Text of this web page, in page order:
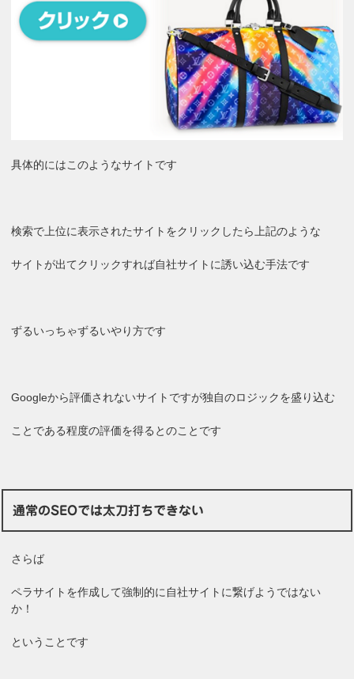
具体的にはこのようなサイトです
検索で上位に表示されたサイトをクリックしたら上記のような
サイトが出てクリックすれば自社サイトに誘い込む手法です
ずるいっちゃずるいやり方です
Googleから評価されないサイトですが独自のロジックを盛り込む
ことである程度の評価を得るとのことです
通常のSEOでは太刀打ちできない
さらば
ペラサイトを作成して強制的に自社サイトに繋げようではない
か！
ということです